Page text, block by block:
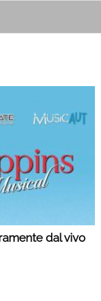
dal vivo